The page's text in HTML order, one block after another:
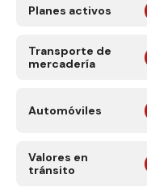
Planes activos
Transporte de
mercadería
Automóviles
Valores en
tránsito